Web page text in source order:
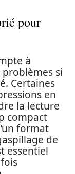
pour
à
si
Certaines
en
la lecture
compact
format
de
essentiel